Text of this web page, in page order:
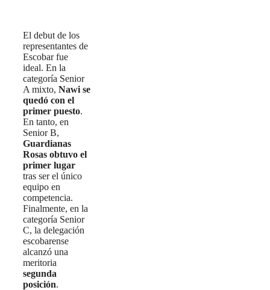
El debut de los
representantes de
Escobar fue
ideal. En la
categoría Senior
A mixto, Nawi se
quedó con el
primer puesto.
En tanto, en
Senior B,
Guardianas
Rosas obtuvo el
primer lugar
tras ser el único
equipo en
competencia.
Finalmente, en la
categoría Senior
C, la delegación
escobarense
alcanzó una
meritoria
segunda
posición.